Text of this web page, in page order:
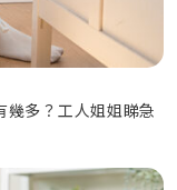
多？工人姐姐睇急